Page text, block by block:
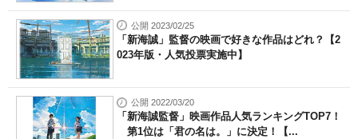
公開 2023/02/25
「新海誠」監督の映画で好きな作品はどれ？【2
023年版・人気投票実施中】
公開 2022/03/20
「新海誠監督」映画作品人気ランキングTOP7！
第1位は「君の名は。」に決定！【...